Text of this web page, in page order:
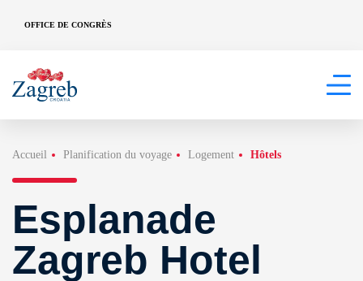
OFFICE DE CONGRÈS
Accueil Planification du voyage Logement Hôtels
Esplanade
Zagreb Hotel